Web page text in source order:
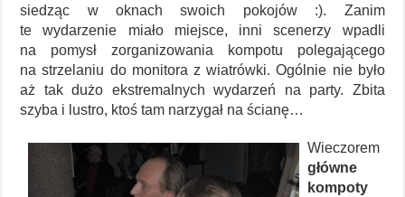
siedząc w oknach swoich pokojów :). Zanim
te wydarzenie miało miejsce, inni scenerzy wpadli
na pomysł zorganizowania kompotu polegającego
na strzelaniu do monitora z wiatrówki. Ogólnie nie było
aż tak dużo ekstremalnych wydarzeń na party. Zbita
szyba i lustro, ktoś tam narzygał na ścianę…
Wieczorem
główne
kompoty